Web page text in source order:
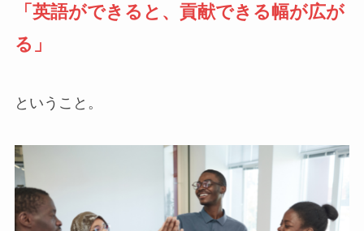
「英語ができると、貢献できる幅が広が
る」
ということ。